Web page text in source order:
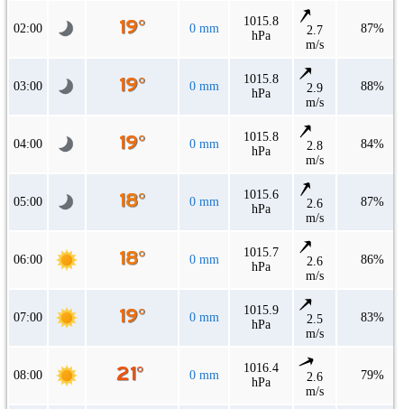
02:00 0 mm
1015.8
hPa
2.7
m/s
87%
03:00 0 mm
1015.8
hPa
2.9
m/s
88%
04:00 0 mm
1015.8
hPa
2.8
m/s
84%
05:00 0 mm
1015.6
hPa
2.6
m/s
87%
06:00 0 mm
1015.7
hPa
2.6
m/s
86%
07:00 0 mm
1015.9
hPa
2.5
m/s
83%
08:00 0 mm
1016.4
hPa
2.6
m/s
79%